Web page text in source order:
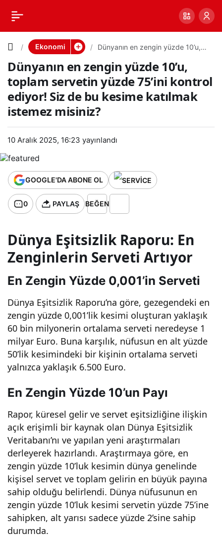
Ekonomi
Dünyanın en zengin yüzde 10’u,
kontrol ediyor! Siz de bu kesime
katılmak istemez misiniz?
Dünyanın en zengin yüzde 10’u,
toplam servetin yüzde 75’ini kontrol
ediyor! Siz de bu kesime katılmak
istemez misiniz?
10 Aralık 2025, 16:23 yayınlandı
GOOGLE'DA ABONE OL
0 PAYLAŞ BEĞEN
Dünya Eşitsizlik Raporu: En
Zenginlerin Serveti Artıyor
En Zengin Yüzde 0,001’in Serveti
Dünya Eşitsizlik Raporu’na göre, gezegendeki en
zengin yüzde 0,001’lik kesimi oluşturan yaklaşık
60 bin milyonerin ortalama serveti neredeyse 1
milyar Euro. Buna karşılık, nüfusun en alt yüzde
50’lik kesimindeki bir kişinin ortalama serveti
yalnızca yaklaşık 6.500 Euro.
En Zengin Yüzde 10’un Payı
Rapor, küresel gelir ve servet eşitsizliğine ilişkin
açık erişimli bir kaynak olan Dünya Eşitsizlik
Veritabanı’nı ve yapılan yeni araştırmaları
derleyerek hazırlandı. Araştırmaya göre, en
zengin yüzde 10’luk kesimin dünya genelinde
kişisel servet ve toplam gelirin en büyük payına
sahip olduğu belirlendi. Dünya nüfusunun en
zengin yüzde 10’luk kesimi servetin yüzde 75’ine
sahipken, alt yarısı sadece yüzde 2’sine sahip
durumda.
Dünyanın
en zengin
yüzde
10’u,
yüzde
75’ini
kontrol
ediyor!
Siz de bu
kesime
katılmak
istemez
misiniz?
PAYLAŞ